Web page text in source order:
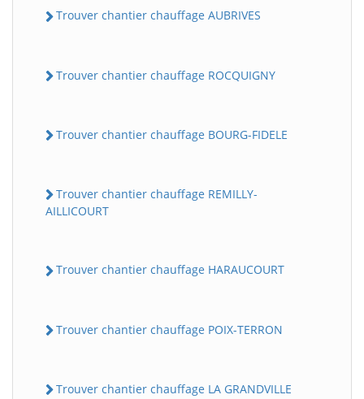
Trouver chantier chauffage AUBRIVES
Trouver chantier chauffage ROCQUIGNY
Trouver chantier chauffage BOURG-FIDELE
Trouver chantier chauffage REMILLY-
AILLICOURT
Trouver chantier chauffage HARAUCOURT
Trouver chantier chauffage POIX-TERRON
Trouver chantier chauffage LA GRANDVILLE